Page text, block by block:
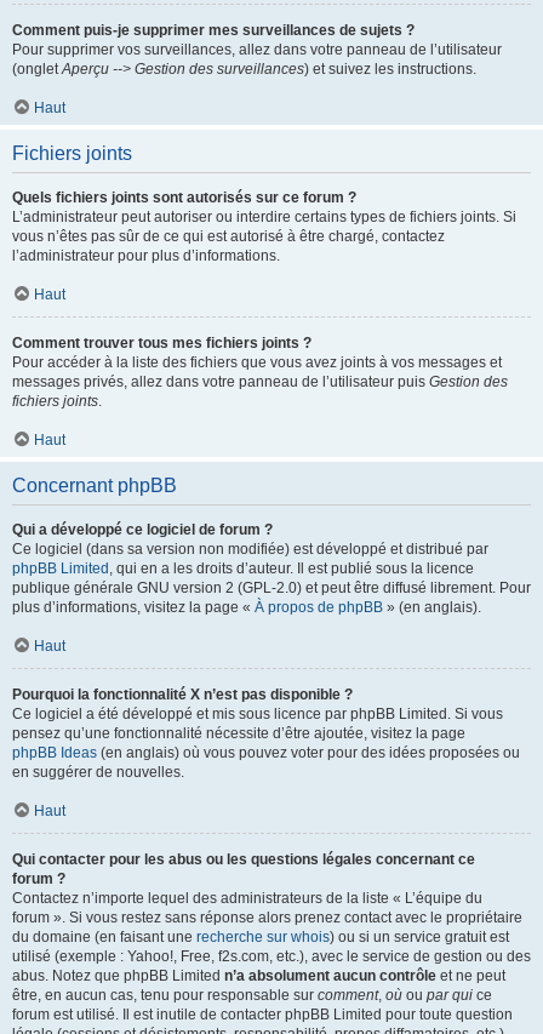
Comment puis-je supprimer mes surveillances de sujets ?
Pour supprimer vos surveillances, allez dans votre panneau de l’utilisateur
(ongletAperçu --> Gestion des surveillances) et suivez les instructions.
Haut
Fichiers joints
Quels fichiers joints sont autorisés sur ce forum ?
L’administrateur peut autoriser ou interdire certains types de fichiers joints. Si
vous n’êtes pas sûr de ce qui est autorisé à être chargé, contactez
l’administrateur pour plus d’informations.
Haut
Comment trouver tous mes fichiers joints ?
Pour accéder à la liste des fichiers que vous avez joints à vos messages et
messages privés, allez dans votre panneau de l’utilisateur puis Gestion des
fichiers joints.
Haut
Concernant phpBB
Qui a développé ce logiciel de forum ?
Ce logiciel (dans sa version non modifiée) est développé et distribué par
phpBB Limited , qui en a les droits d’auteur. Il est publié sous la licence
publique générale GNU version 2 (GPL-2.0) et peut être diffusé librement. Pour
plus d’informations, visitez la page « À propos de phpBB » (en anglais).
Haut
Pourquoi la fonctionnalité X n’est pas disponible ?
Ce logiciel a été développé et mis sous licence par phpBB Limited. Si vous
pensez qu’une fonctionnalité nécessite d’être ajoutée, visitez la page
phpBB Ideas (en anglais) où vous pouvez voter pour des idées proposées ou
en suggérer de nouvelles.
Haut
Qui contacter pour les abus ou les questions légales concernant ce
forum ?
Contactez n’importe lequel des administrateurs de la liste « L’équipe du
forum ». Si vous restez sans réponse alors prenez contact avec le propriétaire
du domaine (en faisant une recherche sur whois) ou si un service gratuit est
utilisé (exemple : Yahoo!, Free, f2s.com, etc.), avec le service de gestion ou des
abus. Notez que phpBB Limited n’a absolument aucun contrôle et ne peut
être, en aucun cas, tenu pour responsable sur comment, où ou par qui ce
forum est utilisé. Il est inutile de contacter phpBB Limited pour toute question